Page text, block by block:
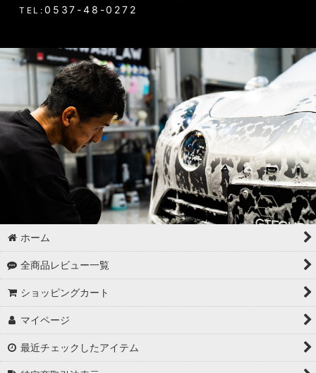
ドア・トランクの内側（インナー）の洗浄
ゴムパーツの洗浄
各パーツの脱脂
02 -------------------
ボディコーティング（通常カラー）
ボディコーティング（マットカラー）
アルミホイールコーティング（クリアーコートなし アルミ素地
）
アルミホイールコーティング（メッキ・スパッタリング）
アルミホイールコーティング（艶消〜半艶 マットカラー）
アルミホイールコーティング（クリアーなし ソリッドカラー塗
TEL: 0537-48-0272
ホーム
全商品レビュー一覧
ショッピングカート
マイページ
最近チェックしたアイテム